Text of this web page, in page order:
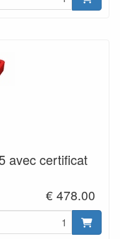
avec certificat
€ 478.00